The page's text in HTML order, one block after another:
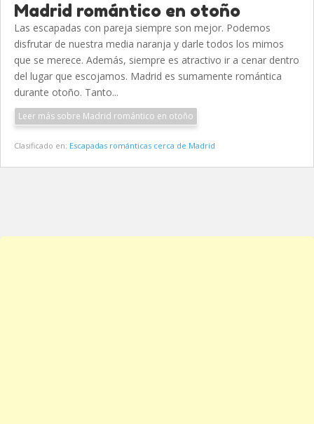
Madrid romántico en otoño
Las escapadas con pareja siempre son mejor. Podemos
disfrutar de nuestra media naranja y darle todos los mimos
que se merece. Además, siempre es atractivo ir a cenar dentro
del lugar que escojamos. Madrid es sumamente romántica
durante otoño. Tanto...
Leer más sobre Madrid romántico en otoño
Clasificado en: Escapadas románticas cerca de Madrid